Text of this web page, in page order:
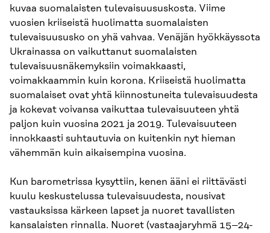
kuvaa suomalaisten tulevaisuususkosta. Viime
vuosien kriiseistä huolimatta suomalaisten
tulevaisuususko on yhä vahvaa. Venäjän hyökkäyssota
Ukrainassa on vaikuttanut suomalaisten
tulevaisuusnäkemyksiin voimakkaasti,
voimakkaammin kuin korona. Kriiseistä huolimatta
suomalaiset ovat yhtä kiinnostuneita tulevaisuudesta
ja kokevat voivansa vaikuttaa tulevaisuuteen yhtä
paljon kuin vuosina 2021 ja 2019. Tulevaisuuteen
innokkaasti suhtautuvia on kuitenkin nyt hieman
vähemmän kuin aikaisempina vuosina.
Kun barometrissa kysyttiin, kenen ääni ei riittävästi
kuulu keskustelussa tulevaisuudesta, nousivat
vastauksissa kärkeen lapset ja nuoret tavallisten
kansalaisten rinnalla. Nuoret (vastaajaryhmä 15–24-